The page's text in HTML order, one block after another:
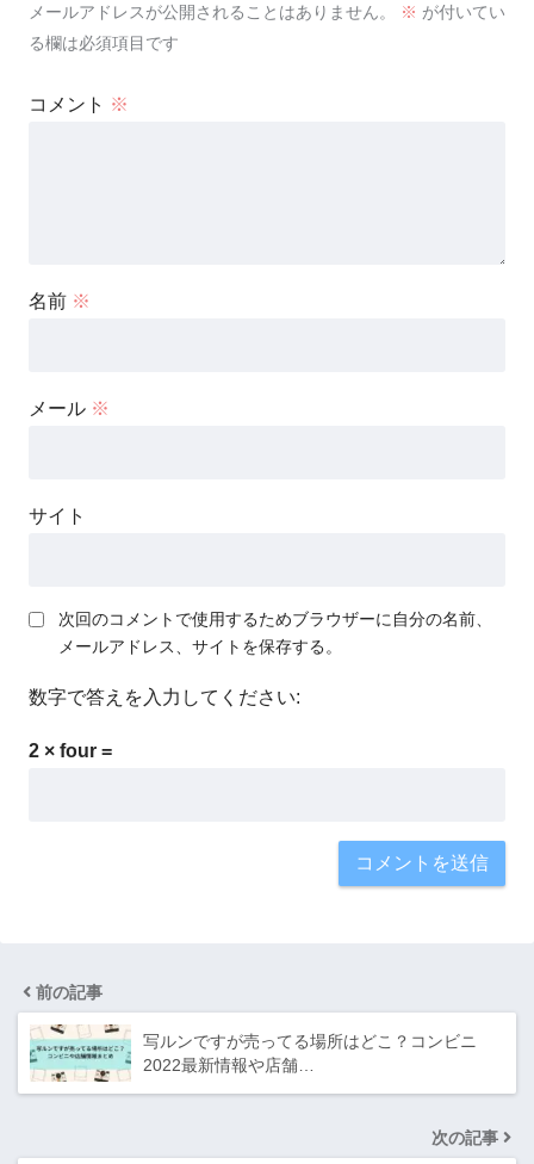
メールアドレスが公開されることはありません。 ※ が付いてい
る欄は必須項目です
コメント ※
名前 ※
メール ※
サイト
次回のコメントで使用するためブラウザーに自分の名前、
メールアドレス、サイトを保存する。
数字で答えを入力してください:
2 × four =
前の記事
写ルンですが売ってる場所はどこ？コンビニ
2022最新情報や店舗…
次の記事